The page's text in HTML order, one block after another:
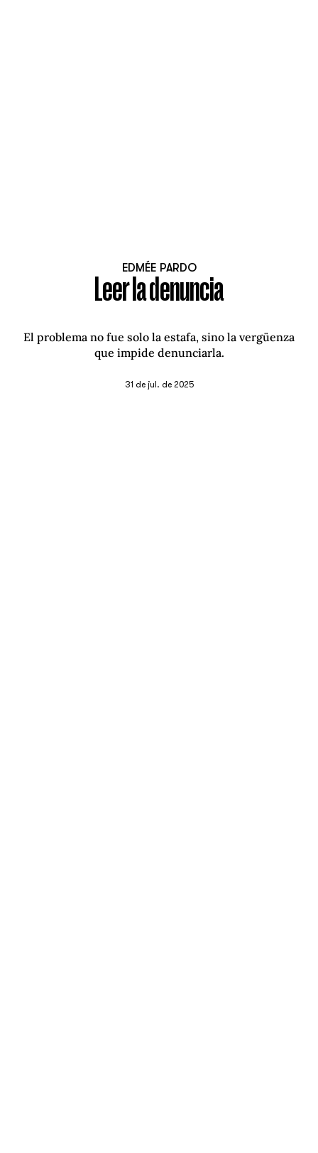
EDMÉE PARDO
Leer la denuncia
El problema no fue solo la estafa, sino la vergüenza
que impide denunciarla.
31 de jul. de 2025